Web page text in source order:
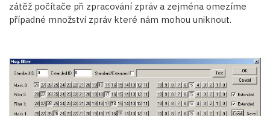
zátěž počítače při zpracování zpráv a zejména omezíme
případné množství zpráv které nám mohou uniknout.